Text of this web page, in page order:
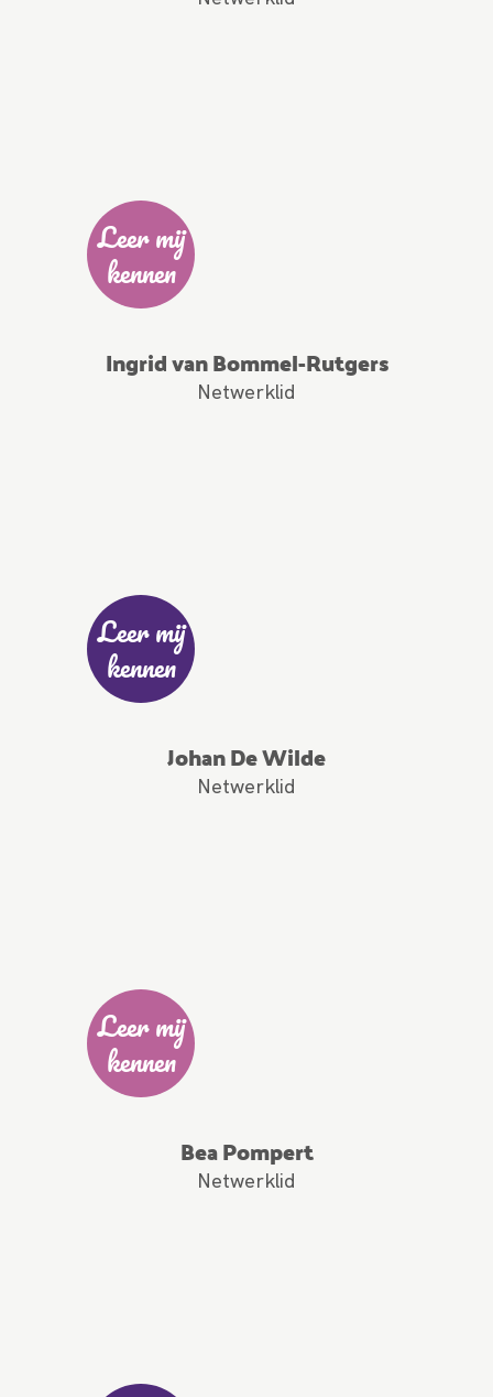
Leer mij
kennen
Ingrid van Bommel-Rutgers
Netwerklid
Leer mij
kennen
Johan De Wilde
Netwerklid
Leer mij
kennen
Bea Pompert
Netwerklid